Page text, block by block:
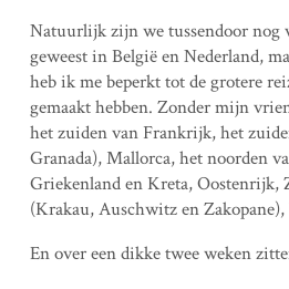
Natuurlijk zijn we tussendoor nog
geweest in België en Nederland,
heb ik me beperkt tot de grotere
gemaakt hebben. Zonder mijn
het zuiden van Frankrijk, het
Granada), Mallorca, het noorden
Griekenland en Kreta, Oostenrijk,
(Krakau, Auschwitz en
En over een dikke twee weken